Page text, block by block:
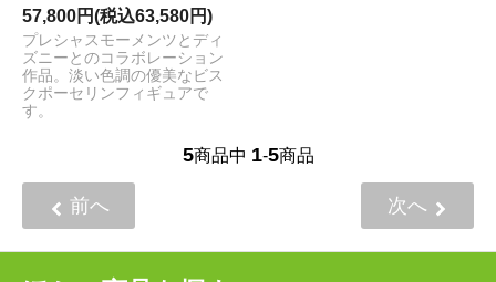
57,800円(税込63,580円)
プレシャスモーメンツとディ
ズニーとのコラボレーション
作品。淡い色調の優美なビス
クポーセリンフィギュアで
す。
5商品中 1-5商品
前へ 次へ